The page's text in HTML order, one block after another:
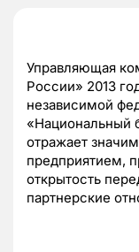
Управляющая
России» 2013
независимой
«Национальный
отражает
предприятием,
открытость
партнерские